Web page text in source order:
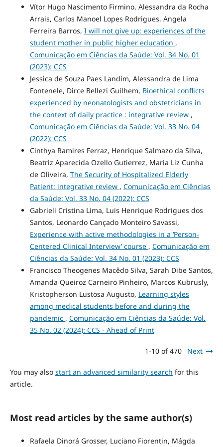
Vítor Hugo Nascimento Firmino, Alessandra da Rocha
Arrais, Carlos Manoel Lopes Rodrigues, Angela
Ferreira Barros, I will not give up: experiences of the
student mother in public higher education ,
Comunicação em Ciências da Saúde: Vol. 34 No. 01
(2023): CCS
Jessica de Souza Paes Landim, Alessandra de Lima
Fontenele, Dirce Bellezi Guilhem, Bioethical conflicts
experienced by neonatologists and obstetricians in
the context of daily practice : integrative review ,
Comunicação em Ciências da Saúde: Vol. 33 No. 04
(2022): CCS
Cinthya Ramires Ferraz, Henrique Salmazo da Silva,
Beatriz Aparecida Ozello Gutierrez, Maria Liz Cunha
de Oliveira, The Security of Hospitalized Elderly
Patient: integrative review , Comunicação em Ciências
da Saúde: Vol. 33 No. 04 (2022): CCS
Gabrieli Cristina Lima, Luis Henrique Rodrigues dos
Santos, Leonardo Cançado Monteiro Savassi,
Experience with active methodologies in a ‘Person-
Centered Clinical Interview’ course , Comunicação em
Ciências da Saúde: Vol. 34 No. 01 (2023): CCS
Francisco Theogenes Macêdo Silva, Sarah Dibe Santos,
Amanda Queiroz Carneiro Pinheiro, Marcos Kubrusly,
Kristopherson Lustosa Augusto, Learning styles
among medical students before and during the
pandemic , Comunicação em Ciências da Saúde: Vol.
35 No. 02 (2024): CCS - Ahead of Print
1-10 of 470 Next
You may also start an advanced similarity search for this
article.
Most read articles by the same author(s)
Rafaela Dinorá Grosser, Luciano Fiorentin, Mágda